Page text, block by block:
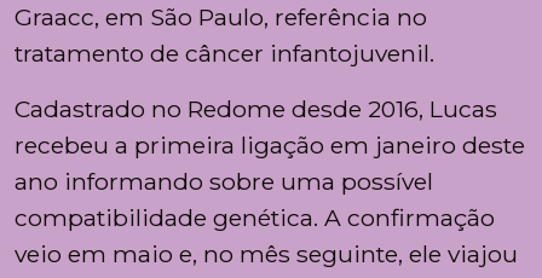
Graacc, em São Paulo, referência no
tratamento de câncer infantojuvenil.
Cadastrado no Redome desde 2016, Lucas
recebeu a primeira ligação em janeiro deste
ano informando sobre uma possível
compatibilidade genética. A confirmação
veio em maio e, no mês seguinte, ele viajou